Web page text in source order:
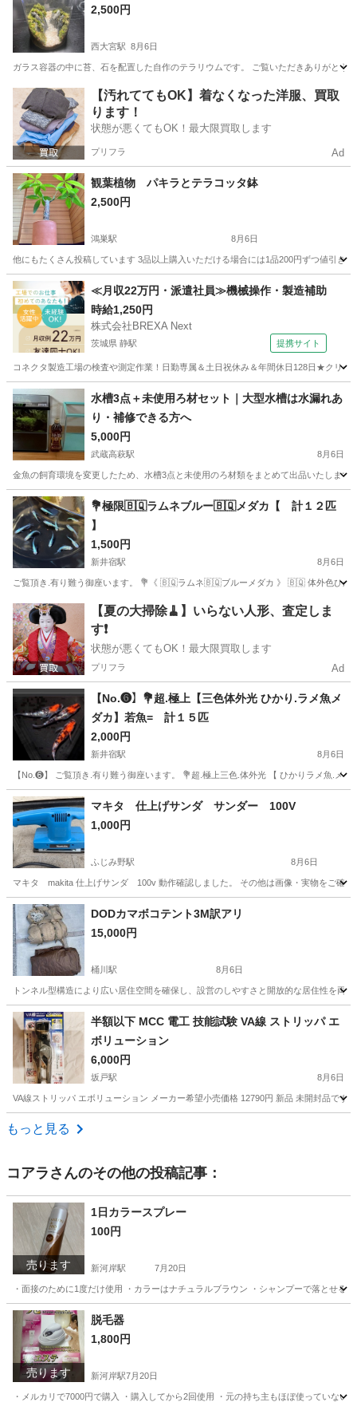
2,500円
西大宮駅 8月6日
ガラス容器の中に苔、石を配置した自作のテラリウムです。 ご覧いただきありがとう
埼玉 さいたま市 西大宮駅 その他
【汚れててもOK】着なくなった洋服、買取
ります！
状態が悪くてもOK！最大限買取します
プリフラ Ad
観葉植物 パキラとテラコッタ鉢
2,500円
鴻巣駅 8月6日
他にもたくさん投稿しています 3品以上購入いただける場合には1品200円ずつ値引き
埼玉 鴻巣市 鴻巣駅 その他 テラコッタ
≪月収22万円・派遣社員≫機械操作・製造補助
時給1,250円
株式会社BREXA Next
茨城県 静駅 提携サイト
コネクタ製造工場の検査や測定作業！日勤専属＆土日祝休み＆年間休日128日★クリ
茨城 常陸大宮市 静駅 その他
水槽3点＋未使用ろ材セット｜大型水槽は水漏れあ
り・補修できる方へ
5,000円
武蔵高萩駅 8月6日
金魚の飼育環境を変更したため、水槽3点と未使用のろ材類をまとめて出品いたしま
埼玉 日高市 武蔵高萩駅 その他 水槽
💐極限🇧🇶ラムネブルー🇧🇶メダカ【 計１２匹
】
1,500円
新井宿駅 8月6日
ご覧頂き.有り難う御座います。 💐《 🇧🇶ラムネ🇧🇶ブルーメダカ 》 🇧🇶 体外色ひか
埼玉 川口市 新井宿駅 その他
【夏の大掃除🧹】いらない人形、査定しま
す❗️
状態が悪くてもOK！最大限買取します
プリフラ Ad
【No.❻】💐超.極上【三色体外光 ひかり.ラメ魚メ
ダカ】若魚= 計１５匹
2,000円
新井宿駅 8月6日
【No.❻】 ご覧頂き.有り難う御座います。 💐超.極上三色.体外光 【 ひかりラメ魚.
埼玉 川口市 新井宿駅 その他 メダカ
マキタ 仕上げサンダ サンダー 100V
1,000円
ふじみ野駅 8月6日
マキタ makita 仕上げサンダ 100v 動作確認しました。 その他は画像・実物をご確認
埼玉 ふじみ野市 ふじみ野駅 その他 100V
DODカマボコテント3M訳アリ
15,000円
桶川駅 8月6日
トンネル型構造により広い居住空間を確保し、設営のしやすさと開放的な居住性を
埼玉 桶川市 桶川駅 その他
半額以下 MCC 電工 技能試験 VA線 ストリッパ エ
ボリューション
6,000円
坂戸駅 8月6日
VA線ストリッパ エボリューション メーカー希望小売価格 12790円 新品 未開封品で
埼玉 さいたま市
もっと見る
コアラ さんのその他の投稿記事：
売ります
1日カラースプレー
100円
新河岸駅 7月20日
・面接のために1度だけ使用 ・カラーはナチュラルブラウン ・シャンプーで落とせ
埼玉 川越市 新河岸駅
売ります
脱毛器
1,800円
新河岸駅7月20日
・メルカリで7000円で購入 ・購入してから2回使用 ・元の持ち主もほぼ使っていな